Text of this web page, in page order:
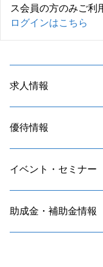
ス会員の方のみご利
ログインはこちら
求人情報
優待情報
イベント・セミナー
助成金・補助金情報